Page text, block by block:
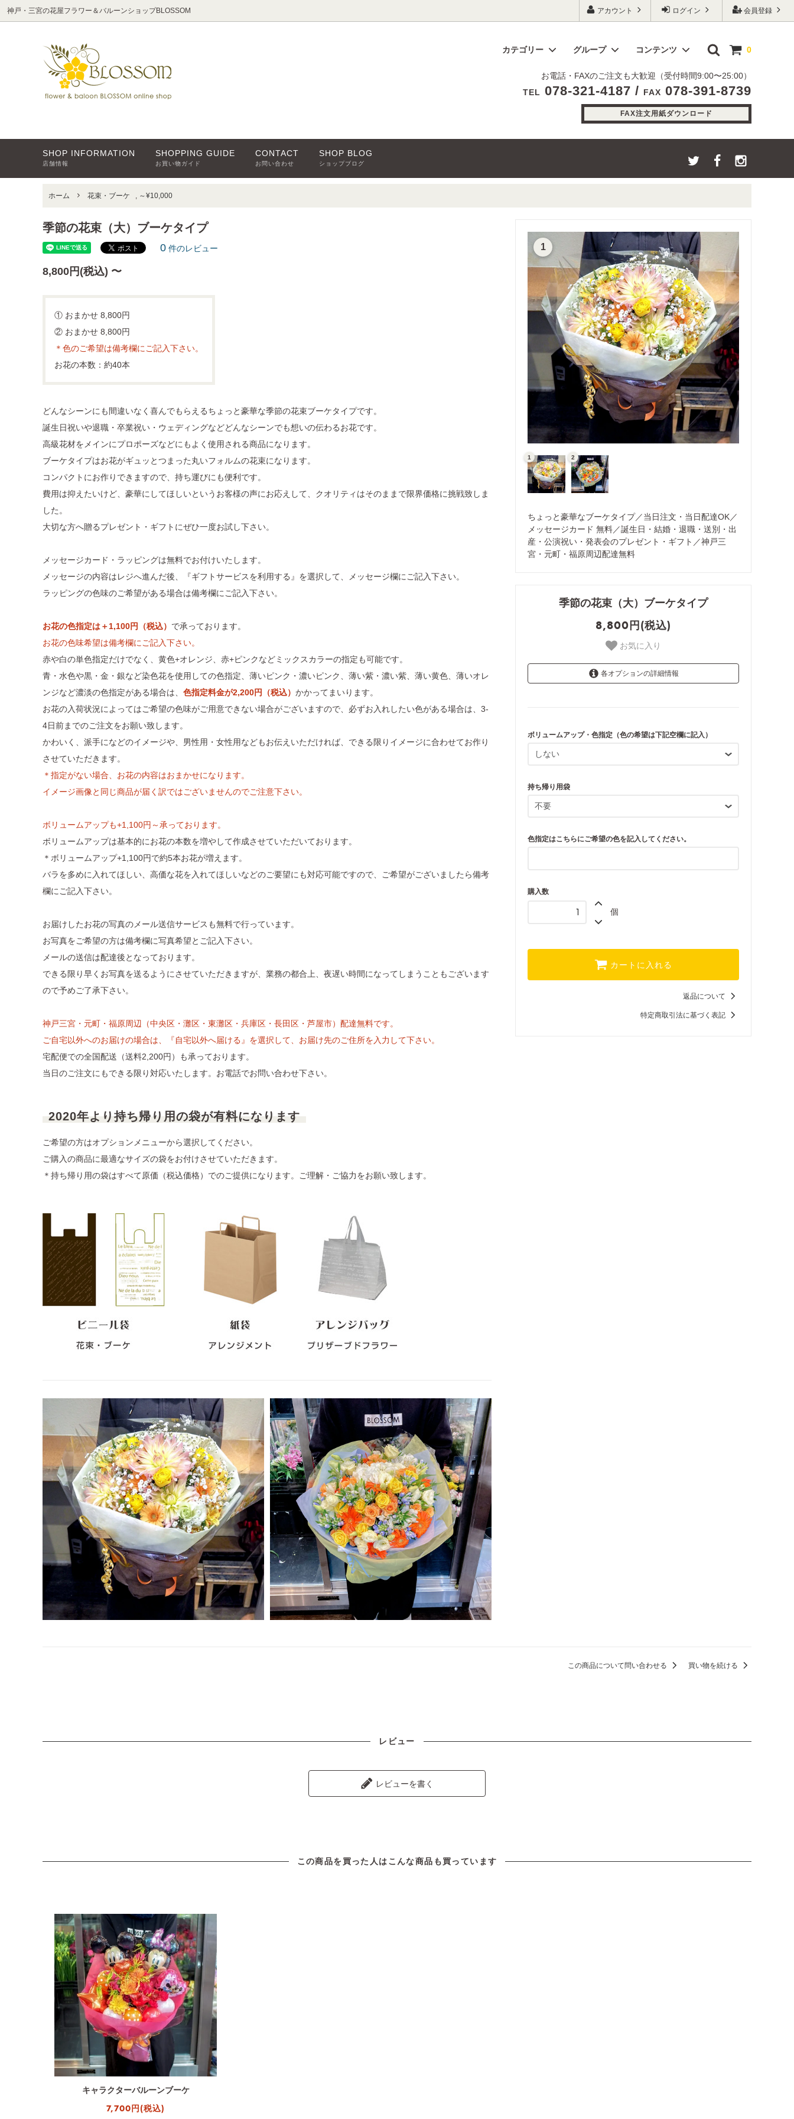
会員登録
ログイン
アカウント
神戸・三宮の花屋フラワー＆バルーンショップBLOSSOM
0
カテゴリー
スタンド花 プリザーブドフラワー
バルーン・布・生花装飾
バルーン・フラワーアーチ シャンパンタワー
グループ
～¥5,000 ～¥20,000
コンテンツ
店舗情報 高品質で低価格の理由
お電話・FAXのご注文も大歓迎（受付時間9:00〜25:00）
TEL
078-321-4187 / FAX 078-391-8739
FAX注文用紙ダウンロード
SHOP INFORMATION
店舗情報
SHOPPING GUIDE
お買い物ガイド
CONTACT
お問い合わせ
SHOP BLOG
ショップブログ
ホーム 花束・ブーケ ～¥10,000
1
ちょっと豪華なブーケタイプ／当日注文・当日配達OK／
メッセージカード 無料／誕生日・結婚・退職・送別・出
産・公演祝い・発表会のプレゼント・ギフト／神戸三
宮・元町・福原周辺配達無料
季節の花束（大）ブーケタイプ
8,800円(税込)
お気に入り
各オプションの詳細情報
しない
8,800円(税込)
11,000円(税込)
9,930円(税込)
色指定（通常色）+1100円
9,930円(税込)
ボリュームアップ・色指定（色の希望は下記空欄に記入）
持ち帰り用袋
色指定はこちらにご希望の色を記入してください。
購入数
個
カートに入れる
返品について
特定商取引法に基づく表記
季節の花束（大）ブーケタイプ
0 件のレビュー
8,800円(税込) 〜
① おまかせ 8,800円
② おまかせ 8,800円
＊色のご希望は備考欄にご記入下さい。
お花の本数：約40本
どんなシーンにも間違いなく喜んでもらえるちょっと豪華な季節の花束ブーケタイプです。
誕生日祝いや退職・卒業祝い・ウェディングなどどんなシーンでも想いの伝わるお花です。
高級花材をメインにプロポーズなどにもよく使用される商品になります。
ブーケタイプはお花がギュッとつまった丸いフォルムの花束になります。
コンパクトにお作りできますので、持ち運びにも便利です。
費用は抑えたいけど、豪華にしてほしいというお客様の声にお応えして、クオリティはそのままで限界価格に挑戦致しま
した。
大切な方へ贈るプレゼント・ギフトにぜひ一度お試し下さい。
メッセージカード・ラッピングは無料でお付けいたします。
メッセージの内容はレジへ進んだ後、『ギフトサービスを利用する』を選択して、メッセージ欄にご記入下さい。
ラッピングの色味のご希望がある場合は備考欄にご記入下さい。
お花の色指定は＋1,100円（税込） で承っております。
お花の色味希望は備考欄にご記入下さい。
赤や白の単色指定だけでなく、黄色+オレンジ、赤+ピンクなどミックスカラーの指定も可能です。
青・水色や黒・金・銀など染色花を使用しての色指定、薄いピンク・濃いピンク、薄い紫・濃い紫、薄い黄色、薄いオレ
ンジなど濃淡の色指定がある場合は、 色指定料金が2,200円（税込） かかってまいります。
お花の入荷状況によってはご希望の色味がご用意できない場合がございますので、必ずお入れしたい色がある場合は、3-
4日前までのご注文をお願い致します。
かわいく、派手になどのイメージや、男性用・女性用などもお伝えいただければ、できる限りイメージに合わせてお作り
させていただきます。
＊指定がない場合、お花の内容はおまかせになります。
イメージ画像と同じ商品が届く訳ではございませんのでご注意下さい。
ボリュームアップも+1,100円～承っております。
ボリュームアップは基本的にお花の本数を増やして作成させていただいております。
＊ボリュームアップ+1,100円で約5本お花が増えます。
バラを多めに入れてほしい、高価な花を入れてほしいなどのご要望にも対応可能ですので、ご希望がございましたら備考
欄にご記入下さい。
お届けしたお花の写真のメール送信サービスも無料で行っています。
お写真をご希望の方は備考欄に写真希望とご記入下さい。
メールの送信は配達後となっております。
できる限り早くお写真を送るようにさせていただきますが、業務の都合上、夜遅い時間になってしまうこともございます
ので予めご了承下さい。
神戸三宮・元町・福原周辺（中央区・灘区・東灘区・兵庫区・長田区・芦屋市）配達無料です。
ご自宅以外へのお届けの場合は、『自宅以外へ届ける』を選択して、お届け先のご住所を入力して下さい。
宅配便での全国配送（送料2,200円）も承っております。
当日のご注文にもできる限り対応いたします。お電話でお問い合わせ下さい。
2020年より持ち帰り用の袋が有料になります
ご希望の方はオプションメニューから選択してください。
ご購入の商品に最適なサイズの袋をお付けさせていただきます。
＊持ち帰り用の袋はすべて原価（税込価格）でのご提供になります。ご理解・ご協力をお願い致します。
この商品について問い合わせる 買い物を続ける
レビュー
レビューを書く
この商品を買った人はこんな商品も買っています
キャラクターバルーンブーケ
7,700円(税込)